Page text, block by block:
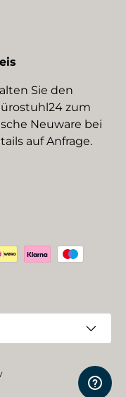
Sie den
zum
Neuware bei
auf Anfrage.